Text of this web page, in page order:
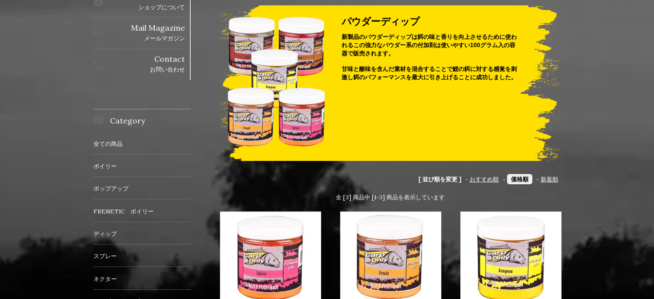
パウダーディップ
新製品のパウダーディップは餌の味と香りを向上させるために使わ
れるこの強力なパウダー系の付加剤は使いやすい100グラム入の容
器で販売されます。
甘味と酸味を含んだ素材を混合することで鯉の餌に対する感覚を刺
激し餌のパフォーマンスを最大に引き上げることに成功しました。
[ 並び順を変更 ] - おすすめ順 - 価格順 - 新着順
全 [3] 商品中 [1-3] 商品を表示しています
ショップについて
Mail Magazine
メールマガジン
Contact
お問い合わせ
Category
全ての商品
ボイリー
ポップアップ
FRENETIC ボイリー
ディップ
スプレー
ネクター